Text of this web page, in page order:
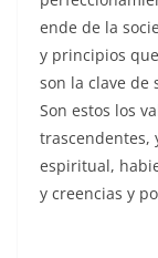
ende de la
y principios
son la clave de
Son estos los
trascendentes,
espiritual,
y creencias y